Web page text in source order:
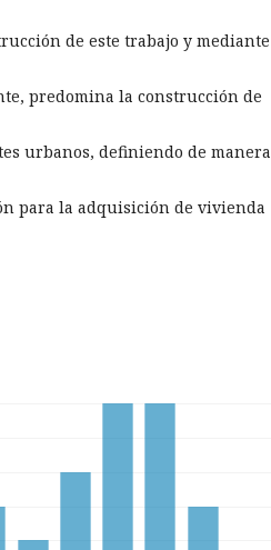
de este trabajo y mediante
predomina la construcción de
urbanos, definiendo de manera
para la adquisición de vivienda